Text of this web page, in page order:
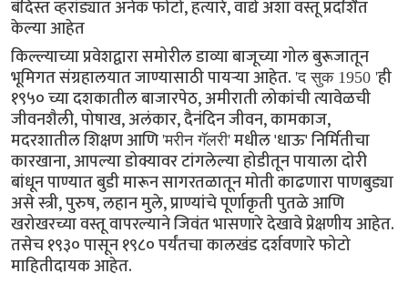
बंदिस्त व्हरांड्यात अनेक फोटो, हत्यारे, वाद्ये अशा वस्तू प्रदर्शित
केल्या आहेत
किल्ल्याच्या प्रवेशद्वारा समोरील डाव्या बाजूच्या गोल बुरूजातून
भूमिगत संग्रहालयात जाण्यासाठी पायऱ्या आहेत. 'द सुक 1950 'ही
१९५० च्या दशकातील बाजारपेठ, अमीराती लोकांची त्यावेळची
जीवनशैली, पोषाख, अलंकार, दैनंदिन जीवन, कामकाज,
मदरशातील शिक्षण आणि 'मरीन गॅलरी' मधील 'धाऊ' निर्मितीचा
कारखाना, आपल्या डोक्यावर टांगलेल्या होडीतून पायाला दोरी
बांधून पाण्यात बुडी मारून सागरतळातून मोती काढणारा पाणबुड्या
असे स्त्री, पुरुष, लहान मुले, प्राण्यांचे पूर्णाकृती पुतळे आणि
खरोखरच्या वस्तू वापरल्याने जिवंत भासणारे देखावे प्रेक्षणीय आहेत.
तसेच १९३० पासून १९८० पर्यंतचा कालखंड दर्शवणारे फोटो
माहितीदायक आहेत.